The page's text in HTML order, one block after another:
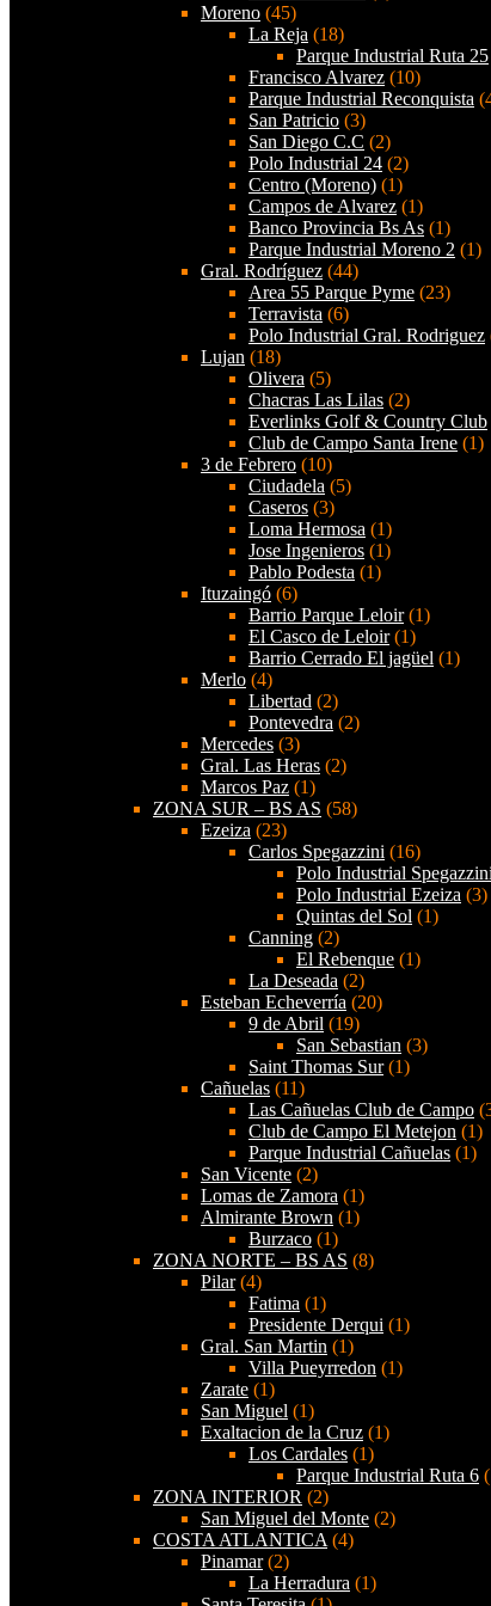
Moreno (45)
La Reja (18)
Parque Industrial Ruta 25
Francisco Alvarez (10)
Parque Industrial Reconquista
San Patricio (3)
San Diego C.C (2)
Polo Industrial 24 (2)
Centro (Moreno) (1)
Campos de Alvarez (1)
Banco Provincia Bs As (1)
Parque Industrial Moreno 2 (1)
Gral. Rodríguez (44)
Area 55 Parque Pyme (23)
Terravista (6)
Polo Industrial Gral. Rodriguez
Lujan (18)
Olivera (5)
Chacras Las Lilas (2)
Everlinks Golf & Country Club
Club de Campo Santa Irene (1)
3 de Febrero (10)
Ciudadela (5)
Caseros (3)
Loma Hermosa (1)
Jose Ingenieros (1)
Pablo Podesta (1)
Ituzaingó (6)
Barrio Parque Leloir(1)
El Casco de Leloir(1)
Barrio Cerrado El jagüel (1)
Merlo (4)
Libertad (2)
Pontevedra (2)
Mercedes (3)
Gral. Las Heras (2)
Marcos Paz (1)
ZONA SUR – BS AS (58)
Ezeiza (23)
Carlos Spegazzini (16)
Polo Industrial Spegazzini
Polo Industrial Ezeiza (3)
Quintas del Sol (1)
Canning (2)
El Rebenque (1)
La Deseada (2)
Esteban Echeverría (20)
9 de Abril (19)
San Sebastian (3)
Saint Thomas Sur(1)
Cañuelas (11)
Las Cañuelas Club de Campo
Club de Campo El Metejon (1)
Parque Industrial Cañuelas (1)
San Vicente (2)
Lomas de Zamora (1)
Almirante Brown (1)
Burzaco (1)
ZONA NORTE – BS AS (8)
Pilar(4)
Fatima (1)
Presidente Derqui (1)
Gral. San Martin (1)
Villa Pueyrredon (1)
Zarate (1)
San Miguel (1)
Exaltacion de la Cruz (1)
Los Cardales (1)
Parque Industrial Ruta 6
ZONA INTERIOR (2)
San Miguel del Monte (2)
COSTA ATLANTICA (4)
Pinamar(2)
La Herradura (1)